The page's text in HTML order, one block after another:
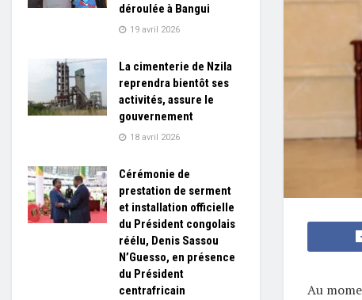
Au
déroulée à Bangui
19 avril 2026
La cimenterie de Nzila
reprendra bientôt ses
activités, assure le
gouvernement
18 avril 2026
Cérémonie de
prestation de serment
et installation officielle
du Président congolais
réélu, Denis Sassou
N’Guesso, en présence
du Président
centrafricain